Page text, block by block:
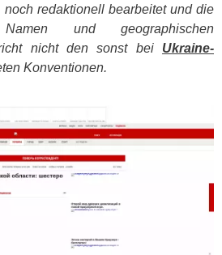
noch redaktionell bearbeitet und die
und geographischen
nicht den sonst bei Ukraine-
Konventionen.